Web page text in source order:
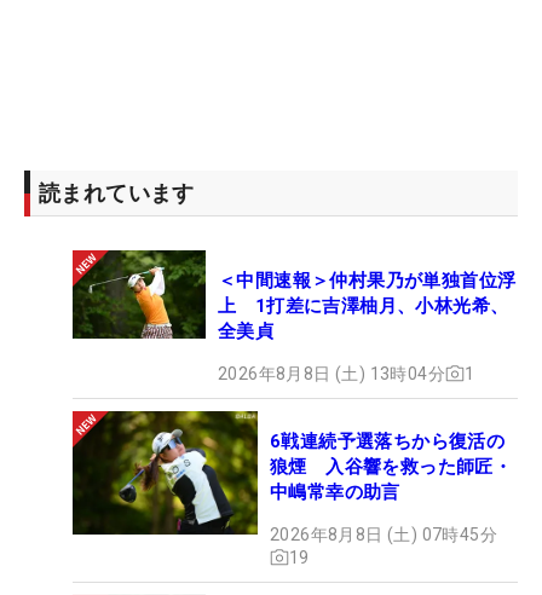
読まれています
＜中間速報＞仲村果乃が単独首位浮
上 1打差に吉澤柚月、小林光希、
全美貞
2026年8月8日 (土) 13時04分 1
6戦連続予選落ちから復活の
狼煙 入谷響を救った師匠・
中嶋常幸の助言
2026年8月8日 (土) 07時45分
19